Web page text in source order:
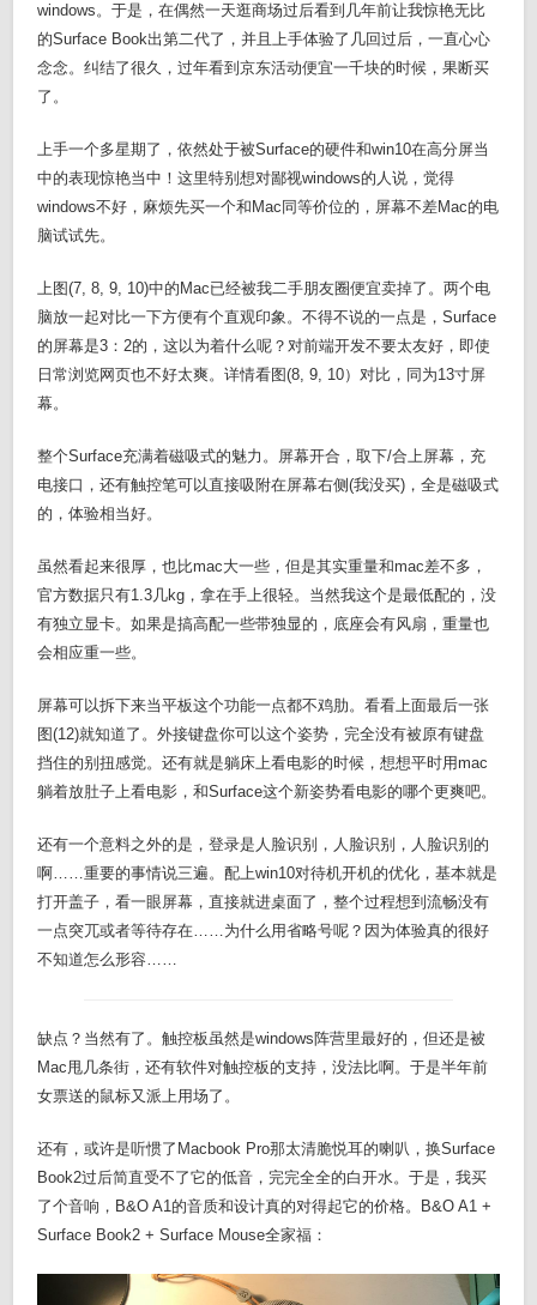
windows。于是，在偶然一天逛商场过后看到几年前让我惊艳无比
的Surface Book出第二代了，并且上手体验了几回过后，一直心心
念念。纠结了很久，过年看到京东活动便宜一千块的时候，果断买
了。
上手一个多星期了，依然处于被Surface的硬件和win10在高分屏当
中的表现惊艳当中！这里特别想对鄙视windows的人说，觉得
windows不好，麻烦先买一个和Mac同等价位的，屏幕不差Mac的电
脑试试先。
上图(7, 8, 9, 10)中的Mac已经被我二手朋友圈便宜卖掉了。两个电
脑放一起对比一下方便有个直观印象。不得不说的一点是，Surface
的屏幕是3：2的，这以为着什么呢？对前端开发不要太友好，即使
日常浏览网页也不好太爽。详情看图(8, 9, 10）对比，同为13寸屏
幕。
整个Surface充满着磁吸式的魅力。屏幕开合，取下/合上屏幕，充
电接口，还有触控笔可以直接吸附在屏幕右侧(我没买)，全是磁吸式
的，体验相当好。
虽然看起来很厚，也比mac大一些，但是其实重量和mac差不多，
官方数据只有1.3几kg，拿在手上很轻。当然我这个是最低配的，没
有独立显卡。如果是搞高配一些带独显的，底座会有风扇，重量也
会相应重一些。
屏幕可以拆下来当平板这个功能一点都不鸡肋。看看上面最后一张
图(12)就知道了。外接键盘你可以这个姿势，完全没有被原有键盘
挡住的别扭感觉。还有就是躺床上看电影的时候，想想平时用mac
躺着放肚子上看电影，和Surface这个新姿势看电影的哪个更爽吧。
还有一个意料之外的是，登录是人脸识别，人脸识别，人脸识别的
啊……重要的事情说三遍。配上win10对待机开机的优化，基本就是
打开盖子，看一眼屏幕，直接就进桌面了，整个过程想到流畅没有
一点突兀或者等待存在……为什么用省略号呢？因为体验真的很好
不知道怎么形容……
缺点？当然有了。触控板虽然是windows阵营里最好的，但还是被
Mac甩几条街，还有软件对触控板的支持，没法比啊。于是半年前
女票送的鼠标又派上用场了。
还有，或许是听惯了Macbook Pro那太清脆悦耳的喇叭，换Surface
Book2过后简直受不了它的低音，完完全全的白开水。于是，我买
了个音响，B&O A1的音质和设计真的对得起它的价格。B&O A1 +
Surface Book2 + Surface Mouse全家福：